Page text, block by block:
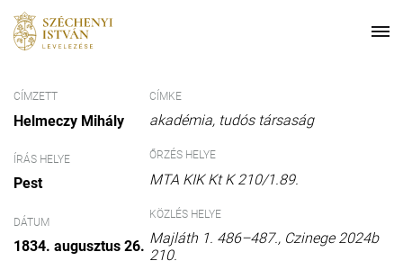
CÍMZETT
Helmeczy Mihály
ÍRÁS HELYE
Pest
DÁTUM
1834. augusztus 26.
CÍMKE
akadémia tudós társaság
ŐRZÉS HELYE
MTA KIK Kt K 210/1.89.
KÖZLÉS HELYE
Majláth 1. 486–487., Czinege 2024b
210.